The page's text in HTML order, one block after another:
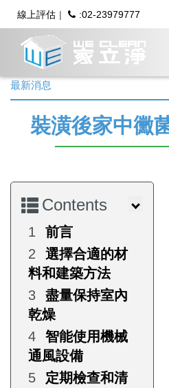
線上評估 :02-23979777
最新消息
裝潢後家中黴
Contents
前言
選擇合適的材
料和建築方法
盡量保持室內
乾燥
智能使用機械
通風設備
定期檢查和清